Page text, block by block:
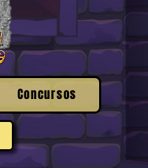
Concursos